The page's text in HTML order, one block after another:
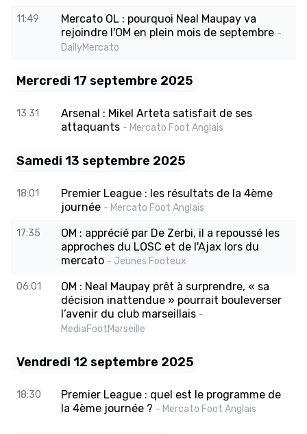
11:49
Mercato OL : pourquoi Neal Maupay va
rejoindre l'OM en plein mois de septembre -
DailyMercato
Mercredi 17 septembre 2025
13:31
Arsenal : Mikel Arteta satisfait de ses
attaquants - Mercato Foot Anglais
Samedi 13 septembre 2025
18:01
Premier League : les résultats de la 4ème
journée - Mercato Foot Anglais
17:35
OM : apprécié par De Zerbi, il a repoussé les
approches du LOSC et de l'Ajax lors du
mercato - Jeunes Footeux
06:01
OM : Neal Maupay prêt à surprendre, « sa
décision inattendue » pourrait bouleverser
l’avenir du club marseillais -
MediaFootMarseille
Vendredi 12 septembre 2025
18:30
Premier League : quel est le programme de
la 4ème journée ? - Mercato Foot Anglais